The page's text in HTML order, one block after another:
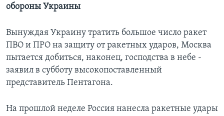
обороны Украины
Вынуждая Украину тратить большое число ракет
ПВО и ПРО на защиту от ракетных ударов, Москва
пытается добиться, наконец, господства в небе -
заявил в субботу высокопоставленный
представитель Пентагона.
На прошлой неделе Россия нанесла ракетные удары